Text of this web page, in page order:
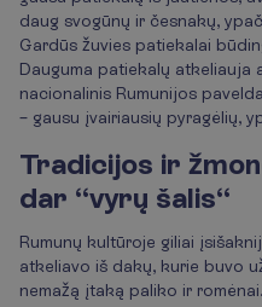
daug svogūnų ir česnakų,
Gardūs žuvies patiekalai
Dauguma patiekalų atkeliauja
nacionalinis Rumunijos
– gausu įvairiausių pyragėlių,
Tradicijos ir
dar “vyrų šalis“
Rumunų kultūroje giliai
atkeliavo iš dakų, kurie buvo
nemažą įtaką paliko ir